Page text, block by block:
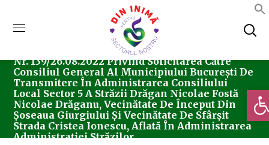
Consiliul Local Sector 5
Nr. 139/26.08.2022 Privind Solicitarea Către
Consiliul General Al Municipiului București De
Transmitere În Administrarea Consiliului
Local Sector 5 A Străzii Drăgan Nicolae Fostă
Nicolae Drăganu, Vecinătate De Început Din
Șoseaua Giurgiului Și Vecinătate De Sfârșit
Strada Cristea Ionescu, Aflată În Administrarea
Administrației Străzilor.